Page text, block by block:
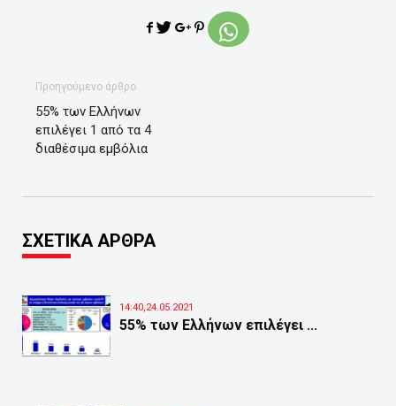
Προηγούμενο άρθρο
55% των Ελλήνων
επιλέγει 1 από τα 4
διαθέσιμα εμβόλια
ΣΧΕΤΙΚΑ ΑΡΘΡΑ
14:40,24.05.2021
55% των Ελλήνων επιλέγει ...